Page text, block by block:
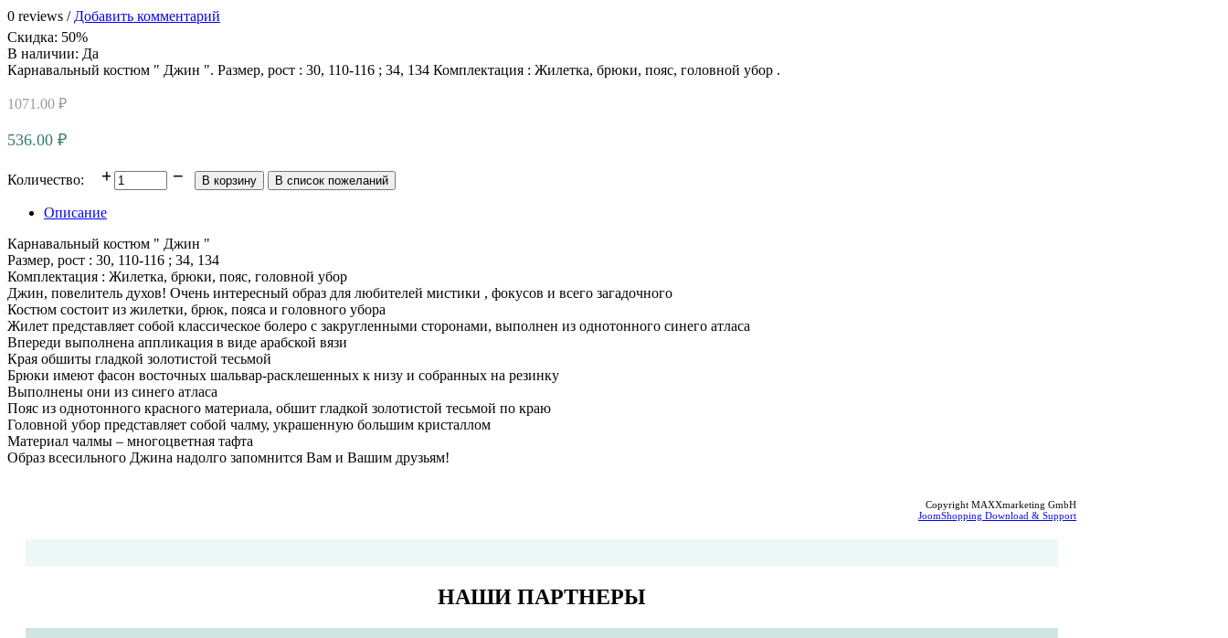
0 reviews / Добавить комментарий
Скидка: 50%
В наличии: Да
Карнавальный костюм " Джин ". Размер, рост : 30, 110-116 ; 34, 134 Комплектация : Жилетка, брюки, пояс, головной убор .
1071.00 ₽
536.00 ₽
Количество:
Описание
Карнавальный костюм " Джин "
Размер, рост : 30, 110-116 ; 34, 134
Комплектация : Жилетка, брюки, пояс, головной убор
Джин, повелитель духов! Очень интересный образ для любителей мистики , фокусов и всего загадочного
Костюм состоит из жилетки, брюк, пояса и головного убора
Жилет представляет собой классическое болеро с закругленными сторонами, выполнен из однотонного синего атласа
Впереди выполнена аппликация в виде арабской вязи
Края обшиты гладкой золотистой тесьмой
Брюки имеют фасон восточных шальвар-расклешенных к низу и собранных на резинку
Выполнены они из синего атласа
Пояс из однотонного красного материала, обшит гладкой золотистой тесьмой по краю
Головной убор представляет собой чалму, украшенную большим кристаллом
Материал чалмы – многоцветная тафта
Образ всесильного Джина надолго запомнится Вам и Вашим друзьям!
Copyright MAXXmarketing GmbH
JoomShopping Download & Support
НАШИ ПАРТНЕРЫ